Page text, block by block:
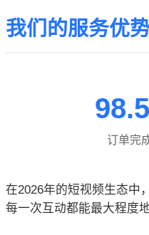
我们的服务优
订单完
在2026年的短视频生态中
每一次互动都能最大程度